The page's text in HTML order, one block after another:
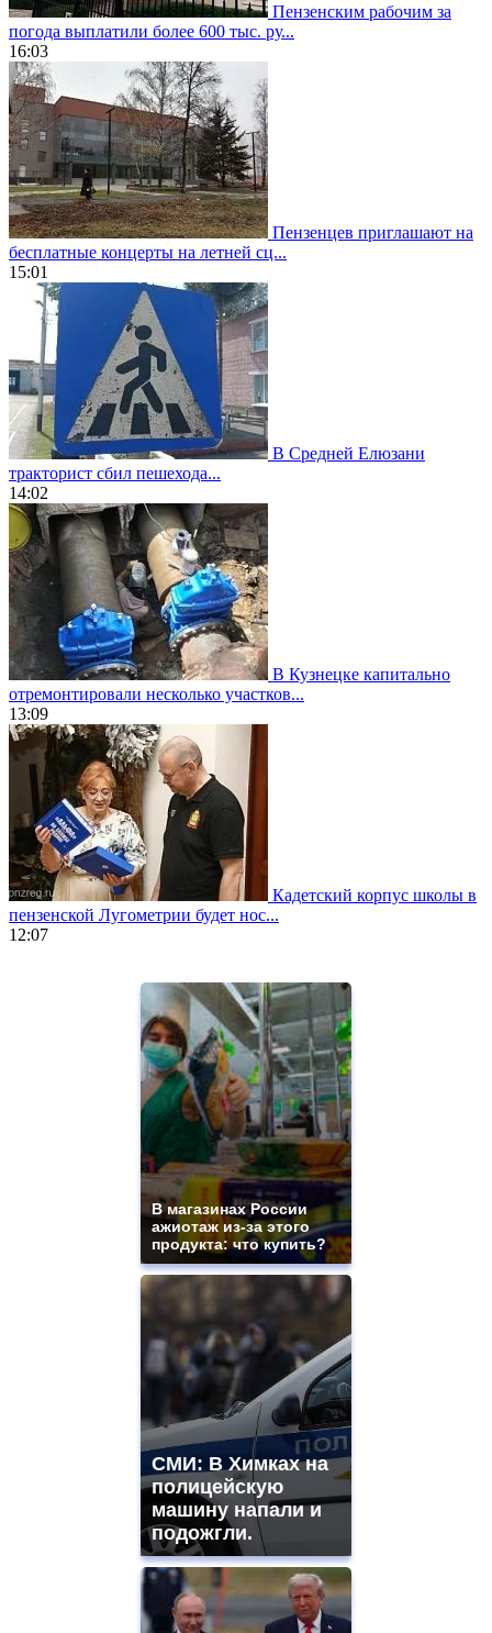
Пензенским рабочим за
погода выплатили более 600 тыс. ру...
16:03
Пензенцев приглашают на
бесплатные концерты на летней сц...
15:01
В Средней Елюзани
тракторист сбил пешехода...
14:02
В Кузнецке капитально
отремонтировали несколько участков...
13:09
Кадетский корпус школы в
пензенской Лугометрии будет нос...
12:07
https://gradewatches.to/
https://www.replicasrelojes.to/
https://www.phoenix-
В магазинах России
ажиотаж из-за этого
продукта: что купить?
СМИ: В Химках на
полицейскую
машину напали и
подожгли.